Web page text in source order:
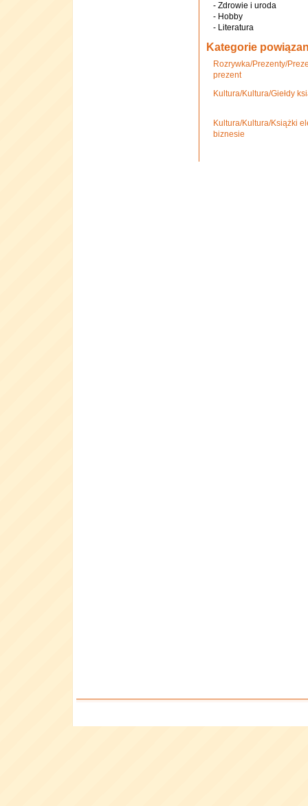
- Zdrowie i uroda
- Hobby
- Literatura
Kategorie
Rozrywka/Prezenty/
prezent
Kultura/Kultura/Giełdy
Kultura/Kultura/Książki
biznesie